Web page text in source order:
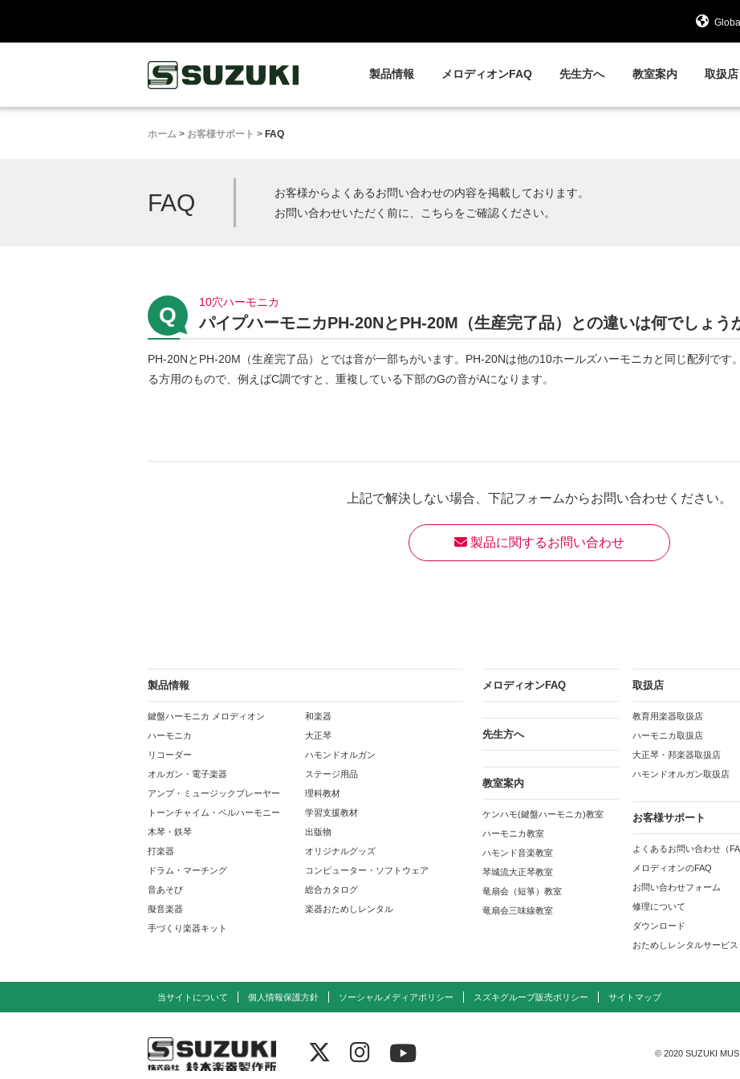
製品情報 メロディオンFAQ 先生方へ 教室案内 取扱店
ホーム > お客様サポート > FAQ
FAQ
お客様からよくあるお問い合わせの内容を掲載しております。
お問い合わせいただく前に、こちらをご確認ください。
10穴ハーモニカ
パイプハーモニカPH-20NとPH-20M（生産完了品）との違いは何でしょう
PH-20NとPH-20M（生産完了品）とでは音が一部ちがいます。PH-20Nは他の10ホールズハーモニカと同じ配列です
る方用のもので、例えばC調ですと、重複している下部のGの音がAになります。
上記で解決しない場合、 下記フォームからお問い合わせください。
製品に関するお問い合わせ
製品情報
鍵盤ハーモニカ メロディオン
ハーモニカ
リコーダー
オルガン・電子楽器
アンプ・ミュージックプレーヤー
トーンチャイム・ベルハーモニー
木琴・鉄琴
打楽器
ドラム・マーチング
音あそび
擬音楽器
手づくり楽器キット
和楽器
大正琴
ハモンドオルガン
ステージ用品
理科教材
学習支援教材
出版物
オリジナルグッズ
コンピューター・ソフトウェア
総合カタログ
楽器おためしレンタル
メロディオンFAQ
先生方へ
教室案内
ケンハモ(鍵盤ハーモニカ)教室
ハーモニカ教室
ハモンド音楽教室
琴城流大正琴教室
竜扇会（短箏）教室
竜扇会三味線教室
取扱店
教育用楽器取扱店
ハーモニカ取扱店
大正琴・邦楽器取扱店
ハモンドオルガン取扱店
お客様サポート
よくあるお問い合わせ（
メロディオンのFAQ
お問い合わせフォーム
修理について
ダウンロード
おためしレンタルサービス
当サイトについて 個人情報保護方針 ソーシャルメディアポリシー スズキグループ販売ポリシー サイトマップ
© 2020 SUZUKI